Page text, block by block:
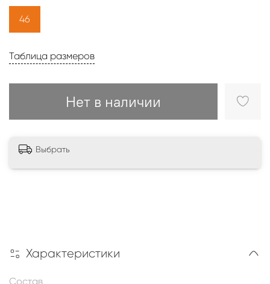
Таблица размеров
Нет в наличии
46
Выбрать
Характеристики
Состав